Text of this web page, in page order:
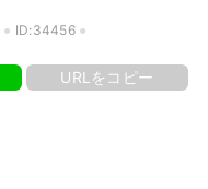
ID:34456
URLをコピー